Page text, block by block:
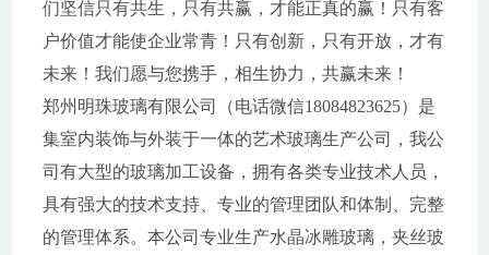
们坚信只有共生，只有共赢，才能正真的赢！只有客
户价值才能使企业常青！只有创新，只有开放，才有
未来！我们愿与您携手，相生协力，共赢未来！
郑州明珠玻璃有限公司（电话微信18084823625）是
集室内装饰与外装于一体的艺术玻璃生产公司，我公
司有大型的玻璃加工设备，拥有各类专业技术人员，
具有强大的技术支持、专业的管理团队和体制、完整
的管理体系。本公司专业生产水晶冰雕玻璃，夹丝玻